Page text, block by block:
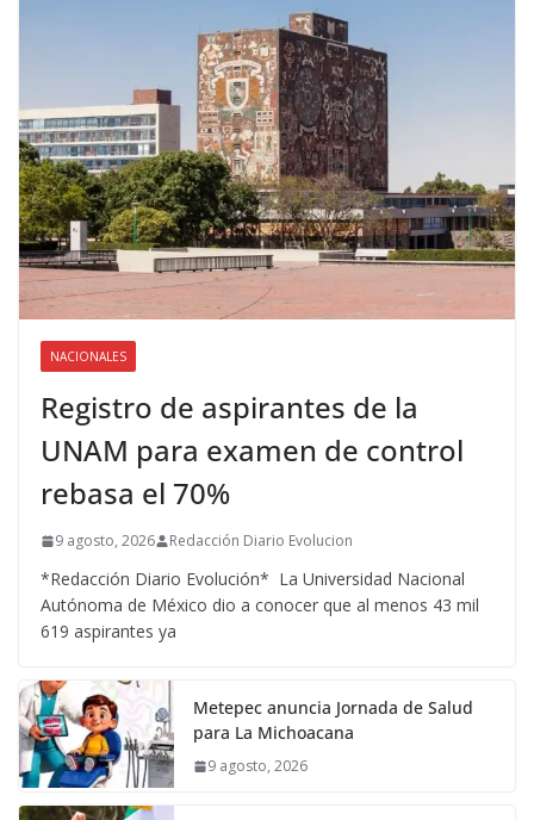
NACIONALES
Registro de aspirantes de la
UNAM para examen de control
rebasa el 70%
9 agosto, 2026 Redacción Diario Evolucion
*Redacción Diario Evolución* La Universidad Nacional
Autónoma de México dio a conocer que al menos 43 mil
619 aspirantes ya
Metepec anuncia Jornada de Salud
para La Michoacana
9 agosto, 2026